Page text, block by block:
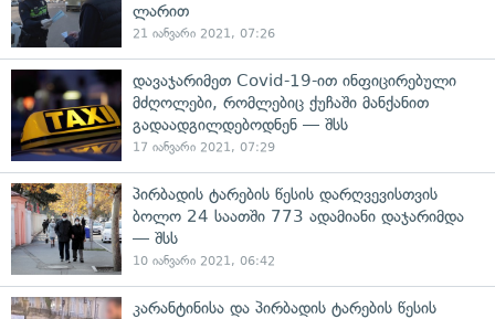
ლარით
21 იანვარი 2021, 07:26
დავაჯარიმეთ Covid-19-ით ინფიცირებული
მძღოლები, რომლებიც ქუჩაში მანქანით
გადაადგილდებოდნენ — შსს
17 იანვარი 2021, 07:29
პირბადის ტარების წესის დარღვევისთვის
ბოლო 24 საათში 773 ადამიანი დაჯარიმდა
— შსს
10 იანვარი 2021, 06:42
კარანტინისა და პირბადის ტარების წესის